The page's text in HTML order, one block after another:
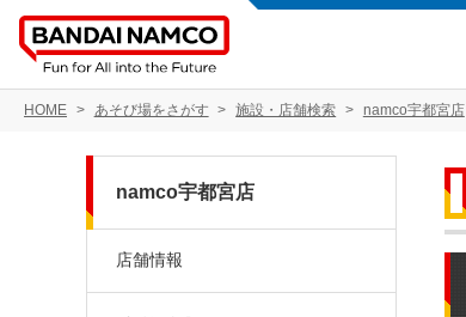
HOME あそび場をさがす 施設・店舗検索 namco宇都宮店
namco宇都宮店
店舗情報